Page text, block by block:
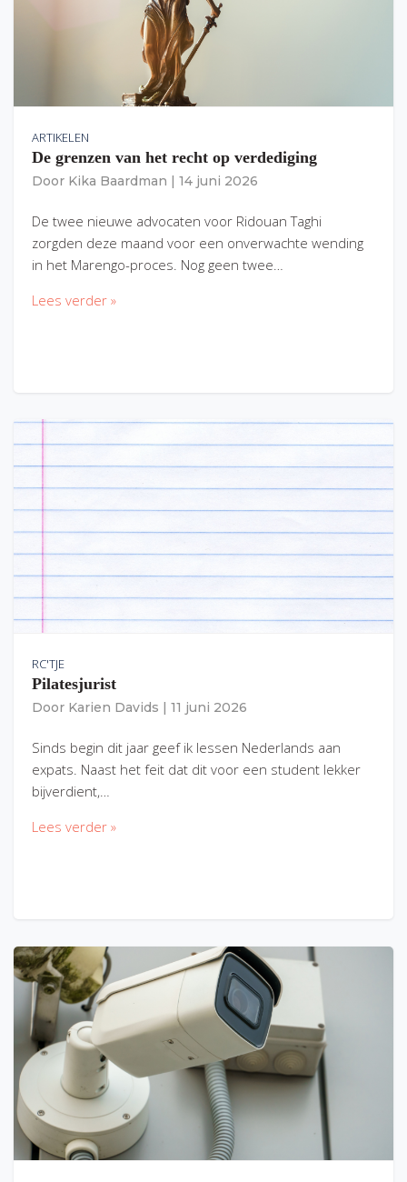
ARTIKELEN
De grenzen van het recht op verdediging
Door Kika Baardman 14 juni 2026
De twee nieuwe advocaten voor Ridouan Taghi
zorgden deze maand voor een onverwachte wending
in het Marengo-proces. Nog geen twee…
Lees verder »
RC'TJE
Pilatesjurist
Door Karien Davids 11 juni 2026
Sinds begin dit jaar geef ik lessen Nederlands aan
expats. Naast het feit dat dit voor een student lekker
bijverdient,…
Lees verder »